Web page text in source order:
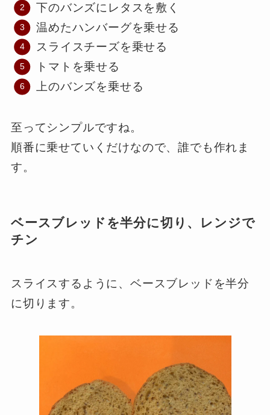
下のバンズにレタスを敷く
温めたハンバーグを乗せる
スライスチーズを乗せる
トマトを乗せる
上のバンズを乗せる
至ってシンプルですね。
順番に乗せていくだけなので、誰でも作れま
す。
ベースブレッドを半分に切り、レンジで
チン
スライスするように、ベースブレッドを半分
に切ります。